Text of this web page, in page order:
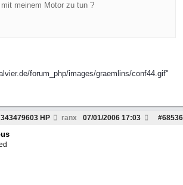
meinem Motor zu tun ?
forum_php/images/graemlins/conf44.gif"
HP ranx #68536
07/01/2006 17:03